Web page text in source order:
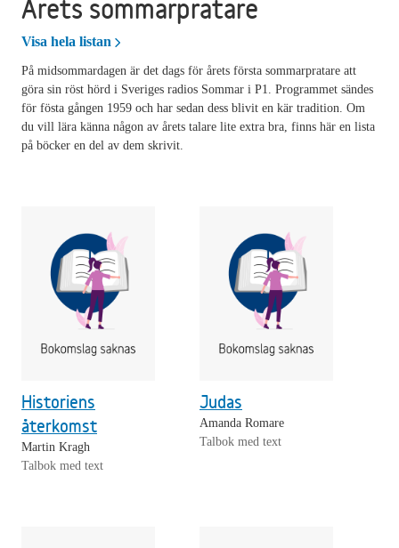
Årets sommarpratare
Visa hela listan Årets sommarpratare
På midsommardagen är det dags för årets första sommarpratare att
göra sin röst hörd i Sveriges radios Sommar i P1. Programmet sändes
för fösta gången 1959 och har sedan dess blivit en kär tradition. Om
du vill lära känna någon av årets talare lite extra bra, finns här en lista
på böcker en del av dem skrivit.
Historiens
återkomst
Martin Kragh
Talbok med text
Judas
Amanda Romare
Talbok med text